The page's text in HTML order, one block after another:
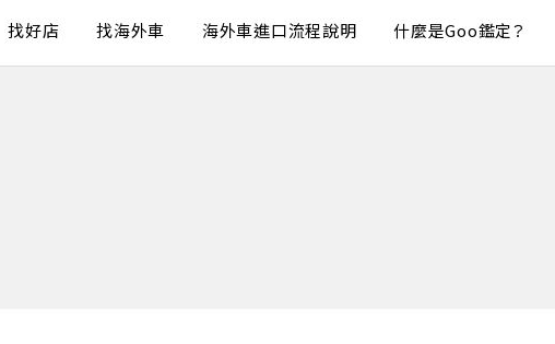
找好店 找海外車 海外車進口流程說明 什麼是Goo鑑定？